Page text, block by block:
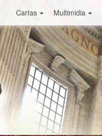
Cartas Multimidia